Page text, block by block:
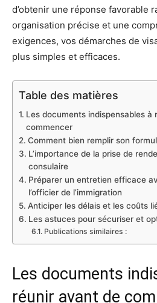
d’obtenir une réponse favorable
organisation précise et une
exigences, vos démarches de
plus simples et efficaces.
Table des matières
Les documents indispensables à
commencer
Comment bien remplir son
L’importance de la prise de
consulaire
Préparer un entretien efficace
l’officier de l’immigration
Anticiper les délais et les coûts
Les astuces pour sécuriser et
Publications similaires :
Les documents
réunir avant de